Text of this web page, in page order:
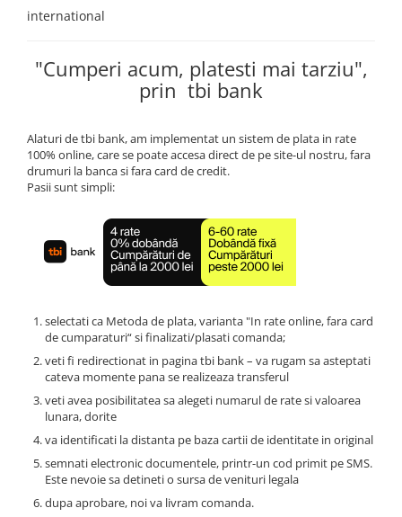
Laptop & PC accesorii, baterii,
Cablu de date si Adaptoare
Solutii solare portabile
UPS
Acumulatori
Diverse
Sisteme de prindere
Statii de incarcare EV
Pompe de caldura
international
"Cumperi acum, platesti mai tarziu",
prin tbi bank
Alaturi de tbi bank, am implementat un sistem de plata in rate
100% online, care se poate accesa direct de pe site-ul nostru, fara
drumuri la banca si fara card de credit.
Pasii sunt simpli:
selectati ca Metoda de plata, varianta "In rate online, fara card
de cumparaturi“ si finalizati/plasati comanda;
veti fi redirectionat in pagina tbi bank – va rugam sa asteptati
cateva momente pana se realizeaza transferul
veti avea posibilitatea sa alegeti numarul de rate si valoarea
lunara, dorite
va identificati la distanta pe baza cartii de identitate in original
semnati electronic documentele, printr-un cod primit pe SMS.
Este nevoie sa detineti o sursa de venituri legala
dupa aprobare, noi va livram comanda.